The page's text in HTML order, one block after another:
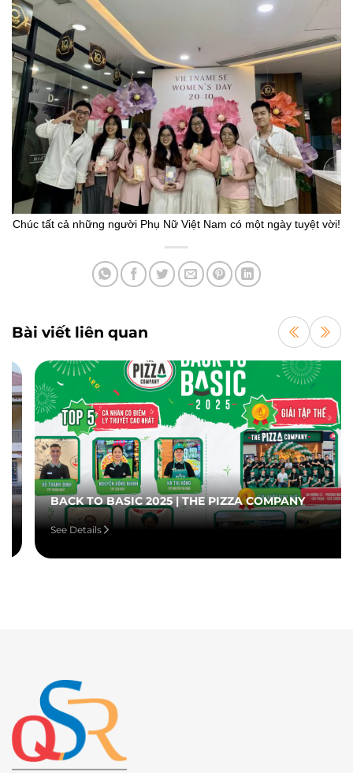
Chúc tất cả những người Phụ Nữ Việt Nam có một ngày tuyệt vời!
Bài viết liên quan
BACK TO BASIC 2025 | THE PIZZA COMPANY
See Details